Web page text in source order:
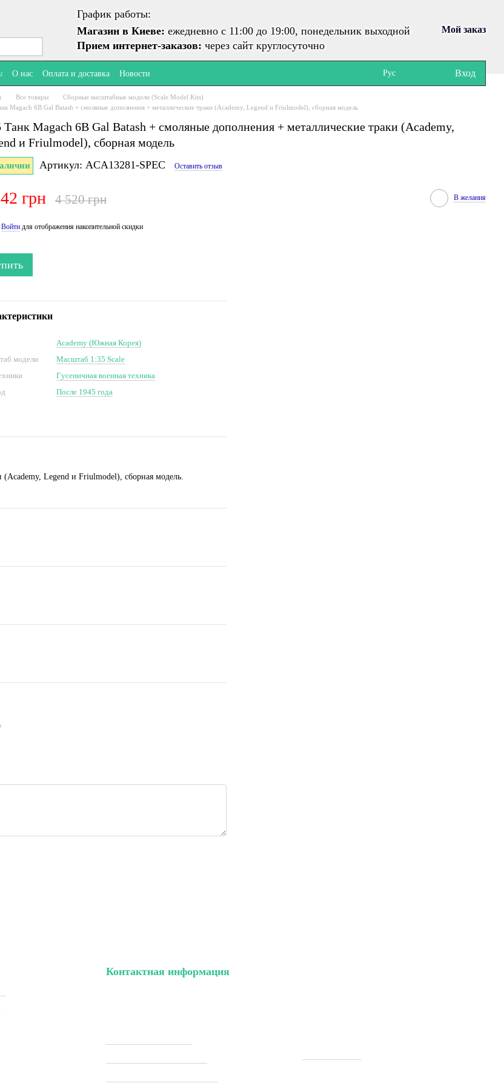
График работы:
Магазин в Киеве: ежедневно с 11:00 до 19:00, понедельник выходной
Прием интернет-заказов: через сайт круглосуточно
Мой заказ
О нас Оплата и доставка Новости Рус Вход
Все товары
Сборные масштабные модели (Scale Model Kits)
Magach 6B Gal Batash + смоляные дополнения + металлические траки (Academy, Legend и Friulmodel), сборная модель
Танк Magach 6B Gal Batash + смоляные дополнения + металлические траки (Academy,
и Friulmodel), сборная модель
Артикул: ACA13281-SPEC Оставить отзыв
грн 4 520 грн В желания
Войти для отображения накопительной скидки
Academy (Южная Корея)
модели
Масштаб 1:35 Scale
Гусеничная военная техника
После 1945 года
Legend и Friulmodel), сборная модель.
Контактная информация